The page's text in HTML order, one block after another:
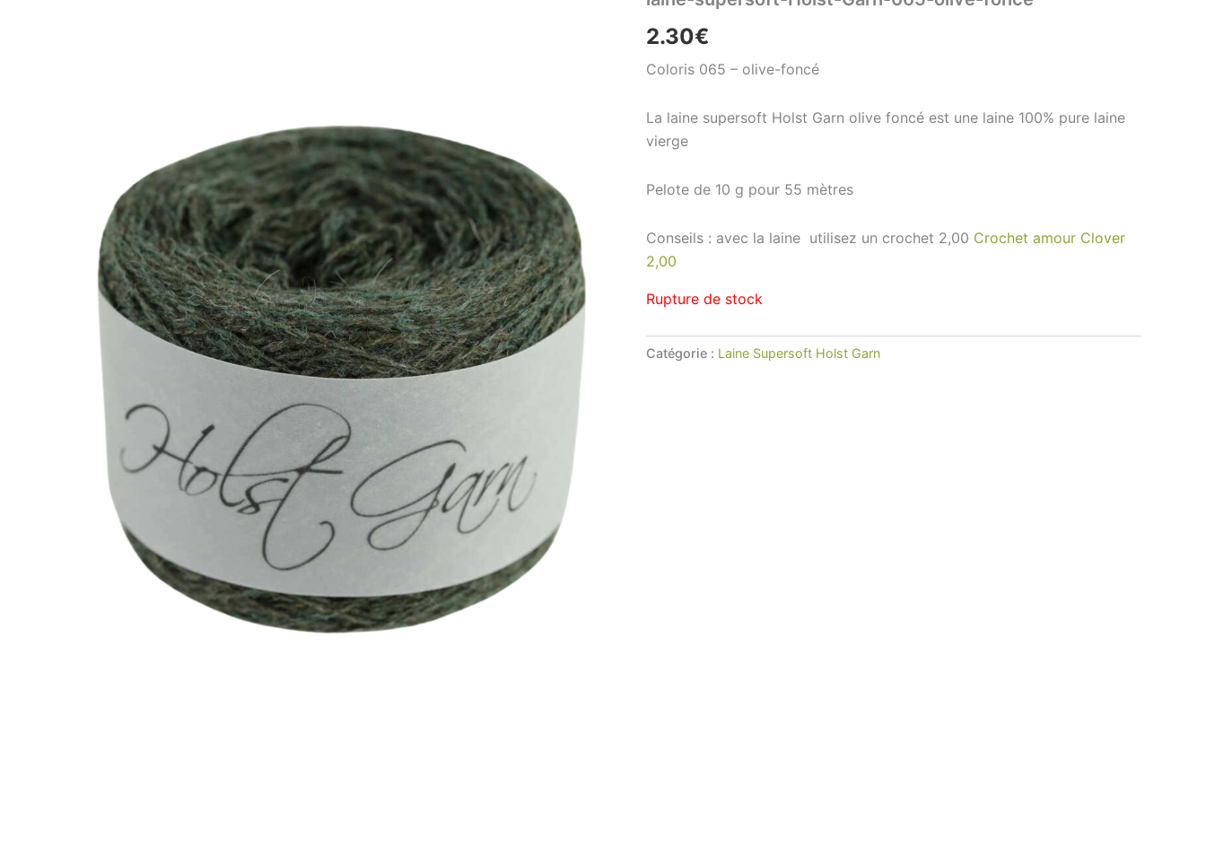
2.30€
Coloris 065 – olive-foncé
La laine supersoft Holst Garn olive foncé est une laine 100% pure laine
vierge
Pelote de 10 g pour 55 mètres
Conseils : avec la laine utilisez un crochet 2,00 Crochet amour Clover
2,00
Rupture de stock
Catégorie : Laine Supersoft Holst Garn